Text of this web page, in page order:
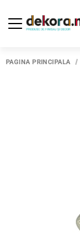
PAGINA PRINCIPALĂ